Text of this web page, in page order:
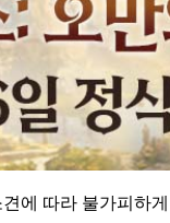
에 따라 불가피하